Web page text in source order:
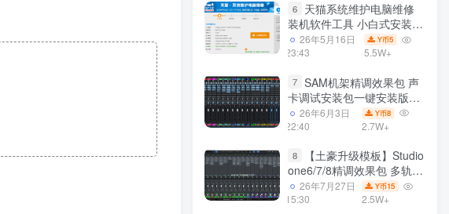
6
天猫系统维护电脑维修
装机软件工具 小白式安装
完全一键安装系统 电脑系统
装机软件 一键重装系统
26年5月16日
23:43
Y币5
5.5W+
7 SAM机架精调效果包 声
卡调试安装包一键安装版模
板 带插件预设效果文件
26年6月3日
22:40
Y币8
2.7W+
8
【土豪升级模板】Studio
one6/7/8精调效果包 多轨道
效果模式可选 声卡调试好预
设模板 带插件全套文件
26年7月27日
15:30
Y币15
2.5W+